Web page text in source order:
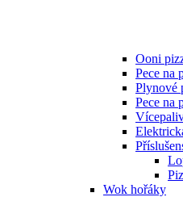
Ooni
Pece na
Plynové
Pece na
Wok hořáky